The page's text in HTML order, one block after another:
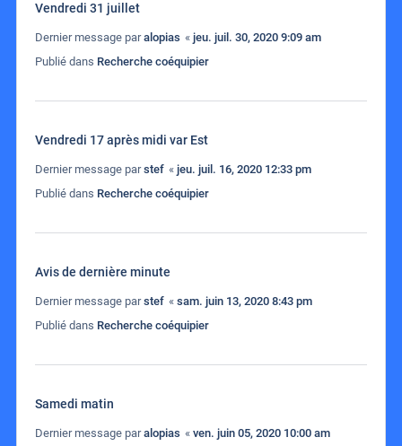
Vendredi 31 juillet
Dernier message paralopias « jeu. juil. 30, 2020 9:09 am
Publié dans Recherche coéquipier
Vendredi 17 après midi var Est
Dernier message parstef « jeu. juil. 16, 2020 12:33 pm
Publié dans Recherche coéquipier
Avis de dernière minute
Dernier message parstef « sam. juin 13, 2020 8:43 pm
Publié dans Recherche coéquipier
Samedi matin
Dernier message paralopias « ven. juin 05, 2020 10:00 am